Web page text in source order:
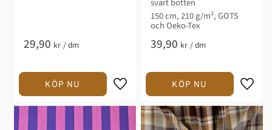
29,90 kr /dm
svart botten
150 cm, 210 g/m², GOTS
och Oeko-Tex
39,90 kr /dm